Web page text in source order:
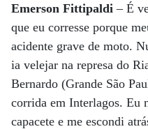
Emerson Fittipaldi – É
que eu corresse porque
acidente grave de moto.
ia velejar na represa do
Bernardo (Grande São
corrida em Interlagos. Eu
capacete e me escondi